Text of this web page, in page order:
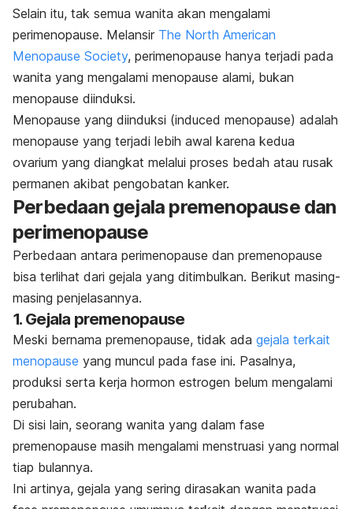
Selain itu, tak semua wanita akan mengalami
perimenopause. Melansir The North American
Menopause Society, perimenopause hanya terjadi pada
wanita yang mengalami menopause alami, bukan
menopause diinduksi.
Menopause yang diinduksi (induced menopause) adalah
menopause yang terjadi lebih awal karena kedua
ovarium yang diangkat melalui proses bedah atau rusak
permanen akibat pengobatan kanker.
Perbedaan gejala premenopause dan
perimenopause
Perbedaan antara perimenopause dan premenopause
bisa terlihat dari gejala yang ditimbulkan. Berikut masing-
masing penjelasannya.
1. Gejala premenopause
Meski bernama premenopause, tidak ada gejala terkait
menopause yang muncul pada fase ini. Pasalnya,
produksi serta kerja hormon estrogen belum mengalami
perubahan.
Di sisi lain, seorang wanita yang dalam fase
premenopause masih mengalami menstruasi yang normal
tiap bulannya.
Ini artinya, gejala yang sering dirasakan wanita pada